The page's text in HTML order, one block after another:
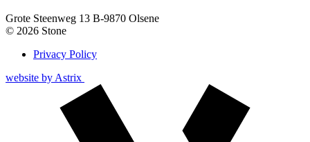
Grote Steenweg 13 B-9870 Olsene
© 2026 Stone
Bottom
Privacy Policy
website by Astrix